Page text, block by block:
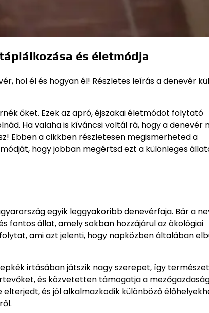
és életmódja
hol él és hogyan él! Részletes leírás a denevér
őket. Ezek az apró, éjszakai életmódot folytató
Ha valaha is kíváncsi voltál rá, hogy a denevér
Ebben a cikkben részletesen megismerheted a
hogy jobban megértsd ezt a különleges
egyik leggyakoribb denevérfaja. Bár a
fontos állat, amely sokban hozzájárul az ökológiai
ami azt jelenti, hogy napközben általában
irtásában játszik nagy szerepet, így
és közvetetten támogatja a
és jól alkalmazkodik különböző